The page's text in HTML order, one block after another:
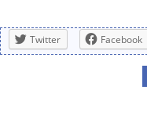
Twitter Facebook